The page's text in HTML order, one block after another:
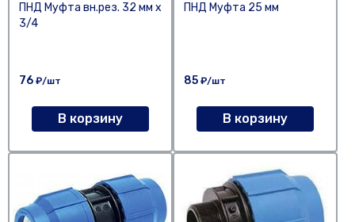
ПНД Муфта вн.рез. 32 мм х
3/4
76 ₽/шт
В корзину
ПНД Муфта 25 мм
85 ₽/шт
В корзину